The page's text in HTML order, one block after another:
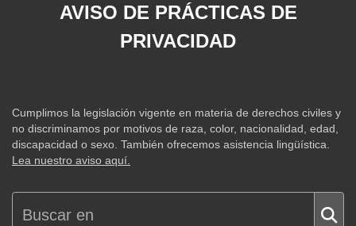
AVISO DE PRÁCTICAS DE
PRIVACIDAD
Cumplimos la legislación vigente en materia de derechos civiles y
no discriminamos por motivos de raza, color, nacionalidad, edad,
discapacidad o sexo. También ofrecemos asistencia lingüística.
Lea nuestro aviso aquí.